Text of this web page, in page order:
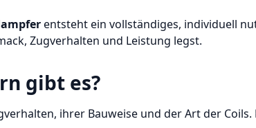
entsteht ein vollständiges, individuell
Zugverhalten und Leistung legst.
gibt es?
ihrer Bauweise und der Art der